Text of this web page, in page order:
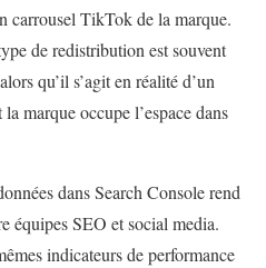
carrousel TikTok de la marque.
de redistribution est souvent
qu’il s’agit en réalité d’un
marque occupe l’espace dans
dans Search Console rend
équipes SEO et social media.
indicateurs de performance